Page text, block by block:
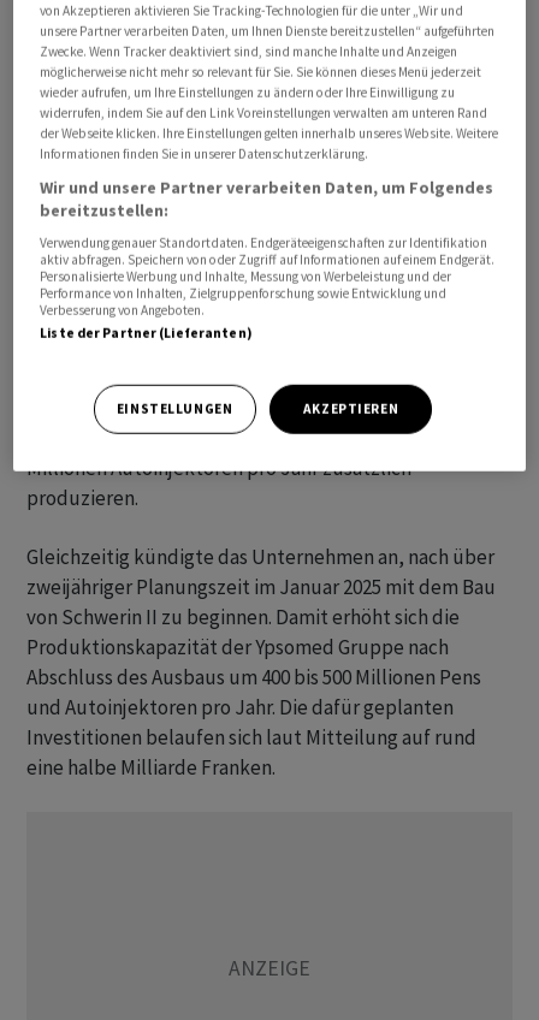
Mit dem Ausbau erhöhe Ypsomed seine
Produktionskapazitäten, um der weltweit wachsenden
Nachfrage nach Medizintechnikprodukten gerecht zu
werden.
Bisher wurden 22 Millionen Franken in die neue
Produktionshalle D in Schwerin investiert. Sie ist den
Angaben zufolge eine Erweiterung des bestehenden
Standorts mit den Hallen A-C, umfasst eine
Produktionsfläche von 3400 Quadratmetern und ist mit
modernster Gebäudetechnik ausgestattet. Laut
Mitteilung kann Ypsomed in Schwerin künftig über 100
Millionen Autoinjektoren pro Jahr zusätzlich
produzieren.
Gleichzeitig kündigte das Unternehmen an, nach über
zweijähriger Planungszeit im Januar 2025 mit dem Bau
von Schwerin II zu beginnen. Damit erhöht sich die
Produktionskapazität der Ypsomed Gruppe nach
Abschluss des Ausbaus um 400 bis 500 Millionen Pens
und Autoinjektoren pro Jahr. Die dafür geplanten
Investitionen belaufen sich laut Mitteilung auf rund
eine halbe Milliarde Franken.
von Akzeptieren aktivieren Sie Tracking-Technologien für die unter „Wir und
unsere Partner verarbeiten Daten, um Ihnen Dienste bereitzustellen“ aufgeführten
Zwecke. Wenn Tracker deaktiviert sind, sind manche Inhalte und Anzeigen
möglicherweise nicht mehr so relevant für Sie. Sie können dieses Menü jederzeit
wieder aufrufen, um Ihre Einstellungen zu ändern oder Ihre Einwilligung zu
widerrufen, indem Sie auf den Link Voreinstellungen verwalten am unteren Rand
der Webseite klicken. Ihre Einstellungen gelten innerhalb unseres Website. Weitere
Informationen finden Sie in unserer Datenschutzerklärung.
Wir und unsere Partner verarbeiten Daten, um Folgendes
bereitzustellen:
Verwendung genauer Standortdaten. Endgeräteeigenschaften zur Identifikation
aktiv abfragen. Speichern von oder Zugriff auf Informationen auf einem Endgerät.
Personalisierte Werbung und Inhalte, Messung von Werbeleistung und der
Performance von Inhalten, Zielgruppenforschung sowie Entwicklung und
Verbesserung von Angeboten.
Liste der Partner (Lieferanten)
EINSTELLUNGEN AKZEPTIEREN